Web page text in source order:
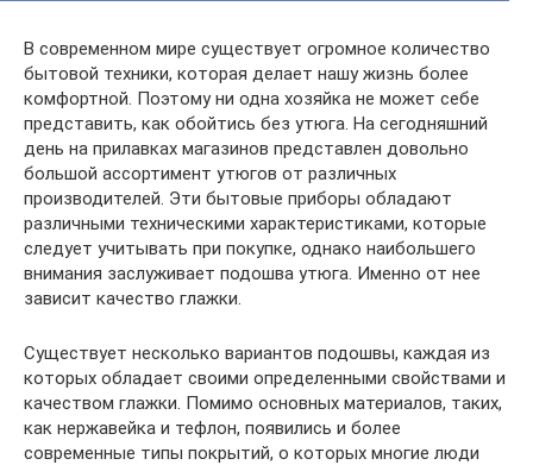
В современном мире существует огромное количество
бытовой техники, которая делает нашу жизнь более
комфортной. Поэтому ни одна хозяйка не может себе
представить, как обойтись без утюга. На сегодняшний
день на прилавках магазинов представлен довольно
большой ассортимент утюгов от различных
производителей. Эти бытовые приборы обладают
различными техническими характеристиками, которые
следует учитывать при покупке, однако наибольшего
внимания заслуживает подошва утюга. Именно от нее
зависит качество глажки.
Существует несколько вариантов подошвы, каждая из
которых обладает своими определенными свойствами и
качеством глажки. Помимо основных материалов, таких,
как нержавейка и тефлон, появились и более
современные типы покрытий, о которых многие люди